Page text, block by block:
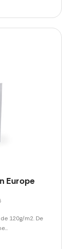
Europe
120g/m2. De